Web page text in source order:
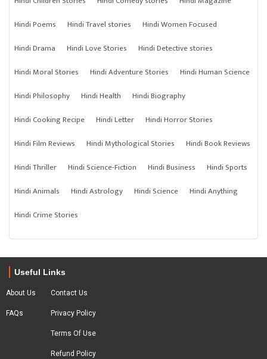
Hindi Poems
Hindi Travel stories
Hindi Women Focused
Hindi Drama
Hindi Love Stories
Hindi Detective stories
Hindi Moral Stories
Hindi Adventure Stories
Hindi Human Science
Hindi Philosophy
Hindi Health
Hindi Biography
Hindi Cooking Recipe
Hindi Letter
Hindi Horror Stories
Hindi Film Reviews
Hindi Mythological Stories
Hindi Book Reviews
Hindi Thriller
Hindi Science-Fiction Hindi Business
Hindi Sports
Hindi Animals
Hindi Astrology Hindi Science
Hindi Anything
Hindi Crime Stories
Useful Links
About Us
FAQs
Contact Us
Privacy Policy
Terms Of Use
Refund Policy